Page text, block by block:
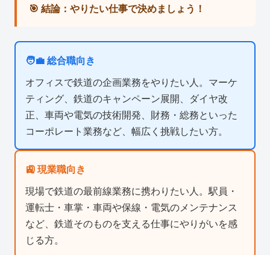
🎯 結論：やりたい仕事で決めましょう！
🧑‍💼 総合職向き
オフィスで鉄道の企画業務をやりたい人。マーケ
ティング、鉄道のキャンペーン展開、ダイヤ改
正、車両や電気の技術開発、財務・総務といった
コーポレート業務など、幅広く挑戦したい方。
🚉 現業職向き
現場で鉄道の最前線業務に携わりたい人。駅員・
運転士・車掌・車両や保線・電気のメンテナンス
など、鉄道そのものを支える仕事にやりがいを感
じる方。